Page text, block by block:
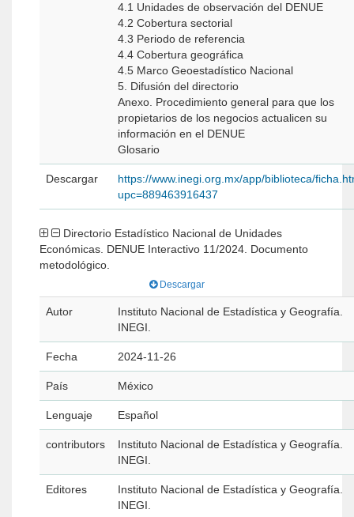
4.1 Unidades de observación del DENUE
4.2 Cobertura sectorial
4.3 Periodo de referencia
4.4 Cobertura geográfica
4.5 Marco Geoestadístico Nacional
5. Difusión del directorio
Anexo. Procedimiento general para que los
propietarios de los negocios actualicen su
información en el DENUE
Glosario
Descargar
https://www.inegi.org.mx/app/biblioteca/
upc=889463916437
Económicas. DENUE Interactivo 11/2024. Documento
metodológico.
Descargar
Autor
Instituto Nacional de Estadística y Geografía.
INEGI.
Fecha 2024-11-26
País México
Lenguaje Español
contributors
Instituto Nacional de Estadística y Geografía.
INEGI.
Editores
Instituto Nacional de Estadística y Geografía.
INEGI.